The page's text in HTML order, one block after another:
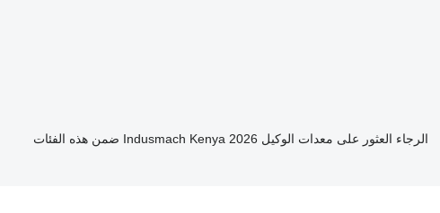
الرجاء العثور على معدات الوكيل Indusmach Kenya 2026 ضمن هذه الفئات